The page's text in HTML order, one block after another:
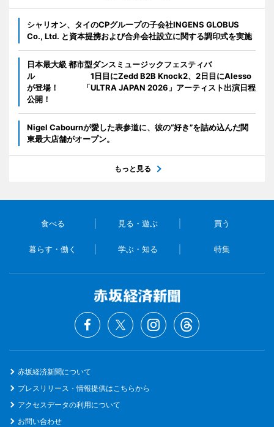
シャリオン、タイのCPグループの子会社INGENS GLOBUS
Co., Ltd. と資本提携および合弁会社設立に関する調印式を実施
日本最大級 都市型ダンスミュージックフェスティバ
ル 1日目にZedd B2B Knock2、2日目にAlesso
が登場！ 「ULTRA JAPAN 2026」アーティスト出演日程
公開！
Nigel Cabournが愛した表参道に、彼の“好き”を詰め込んだ関
東最大店舗がオープン。
もっと見る
食べる 見る・遊ぶ 買う
暮らす・働く 学ぶ・知る 特集
赤坂経済新聞について
プレスリリース・情報提供はこちらから
アクセスデータの利用について
お問い合わせ